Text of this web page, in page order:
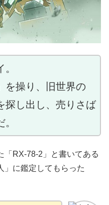
を操り、旧世界の
探し出し、売りさば
「RX-78-2」と書いてある
」に鑑定してもらった